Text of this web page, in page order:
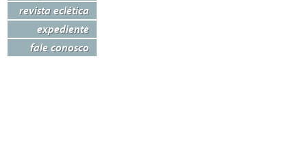
revista eclética
expediente
fale conosco